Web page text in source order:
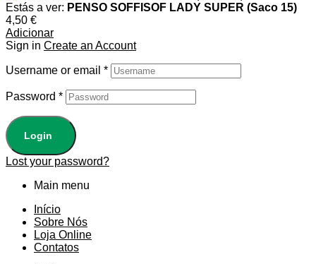
Estás a ver: PENSO SOFFISOF LADY SUPER (Saco 15)
4,50 €
Adicionar
Sign in Create an Account
Username or email *
Password *
Login
Lost your password?
Main menu
Início
Sobre Nós
Loja Online
Contatos